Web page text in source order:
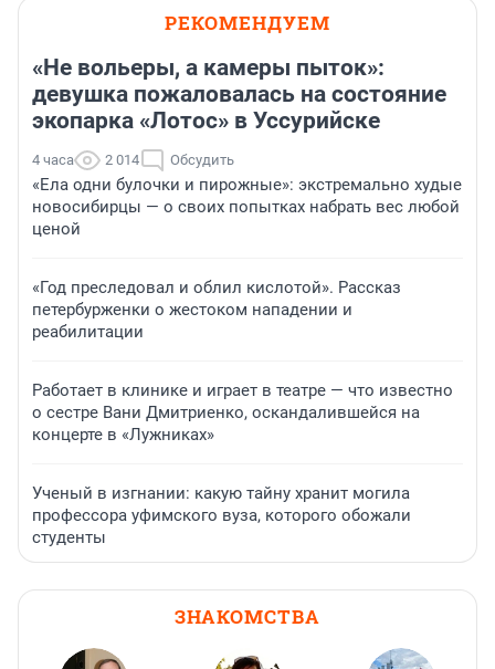
РЕКОМЕНДУЕМ
«Не вольеры, а камеры пыток»:
девушка пожаловалась на состояние
экопарка «Лотос» в Уссурийске
4 часа 2 014 Обсудить
«Ела одни булочки и пирожные»: экстремально худые
новосибирцы — о своих попытках набрать вес любой
ценой
«Год преследовал и облил кислотой». Рассказ
петербурженки о жестоком нападении и
реабилитации
Работает в клинике и играет в театре — что известно
о сестре Вани Дмитриенко, оскандалившейся на
концерте в «Лужниках»
Ученый в изгнании: какую тайну хранит могила
профессора уфимского вуза, которого обожали
студенты
ЗНАКОМСТВА